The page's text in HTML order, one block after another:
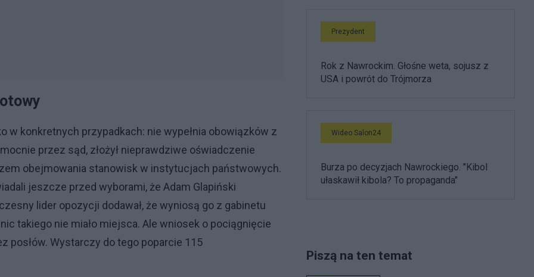
w konkretnych przypadkach: nie wypełnia obowiązków z
przez sąd, złożył nieprawdziwe oświadczenie
obejmowania stanowisk w instytucjach państwowych.
jeszcze przed wyborami, że Adam Glapiński
lider opozycji dodawał, że wyniosą go z gabinetu
takiego nie miało miejsca. Ale wniosek o pociągnięcie
posłów. Wystarczy do tego poparcie 115
Prezydent
Rok z Nawrockim. Głośne weta, sojusz z
USA i powrót do Trójmorza
Wideo Salon24
Burza po decyzjach Nawrockiego. "Kibol
ułaskawił kibola? To propaganda"
Piszą na ten temat